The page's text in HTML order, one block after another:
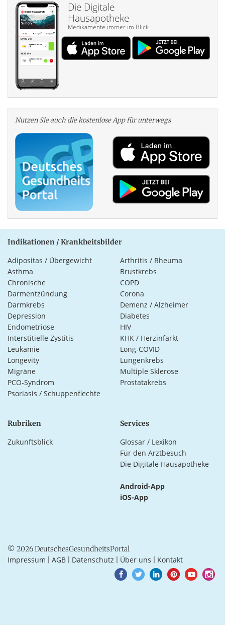
Die Digitale
Hausapotheke
Medikamente immer im Blick
Nutzen Sie auch die kosten­lose App für unterwegs
Indikationen / Krankheitsbilder
Adipositas / Übergewicht
Arthritis / Rheuma
Asthma
Brustkrebs
Chronische
Darmentzündung
COPD
Corona
Darmkrebs
Demenz / Alzheimer
Depression
Diabetes
Endometriose
HIV
Interstitielle Zystitis
KHK / Herzinfarkt
Leukämie
Long-COVID
Longevity
Lungenkrebs
Migräne
Multiple Sklerose
PCO-Syndrom
Prostatakrebs
Psoriasis / Schuppenflechte
Rubriken
Zukunftsblick
Services
Glossar / Lexikon
Für den Arztbesuch
Die Digitale Hausapotheke
Android-App
iOS-App
© 2026 DeutschesGesundheitsPortal
Impressum AGB Datenschutz Über uns Kontakt